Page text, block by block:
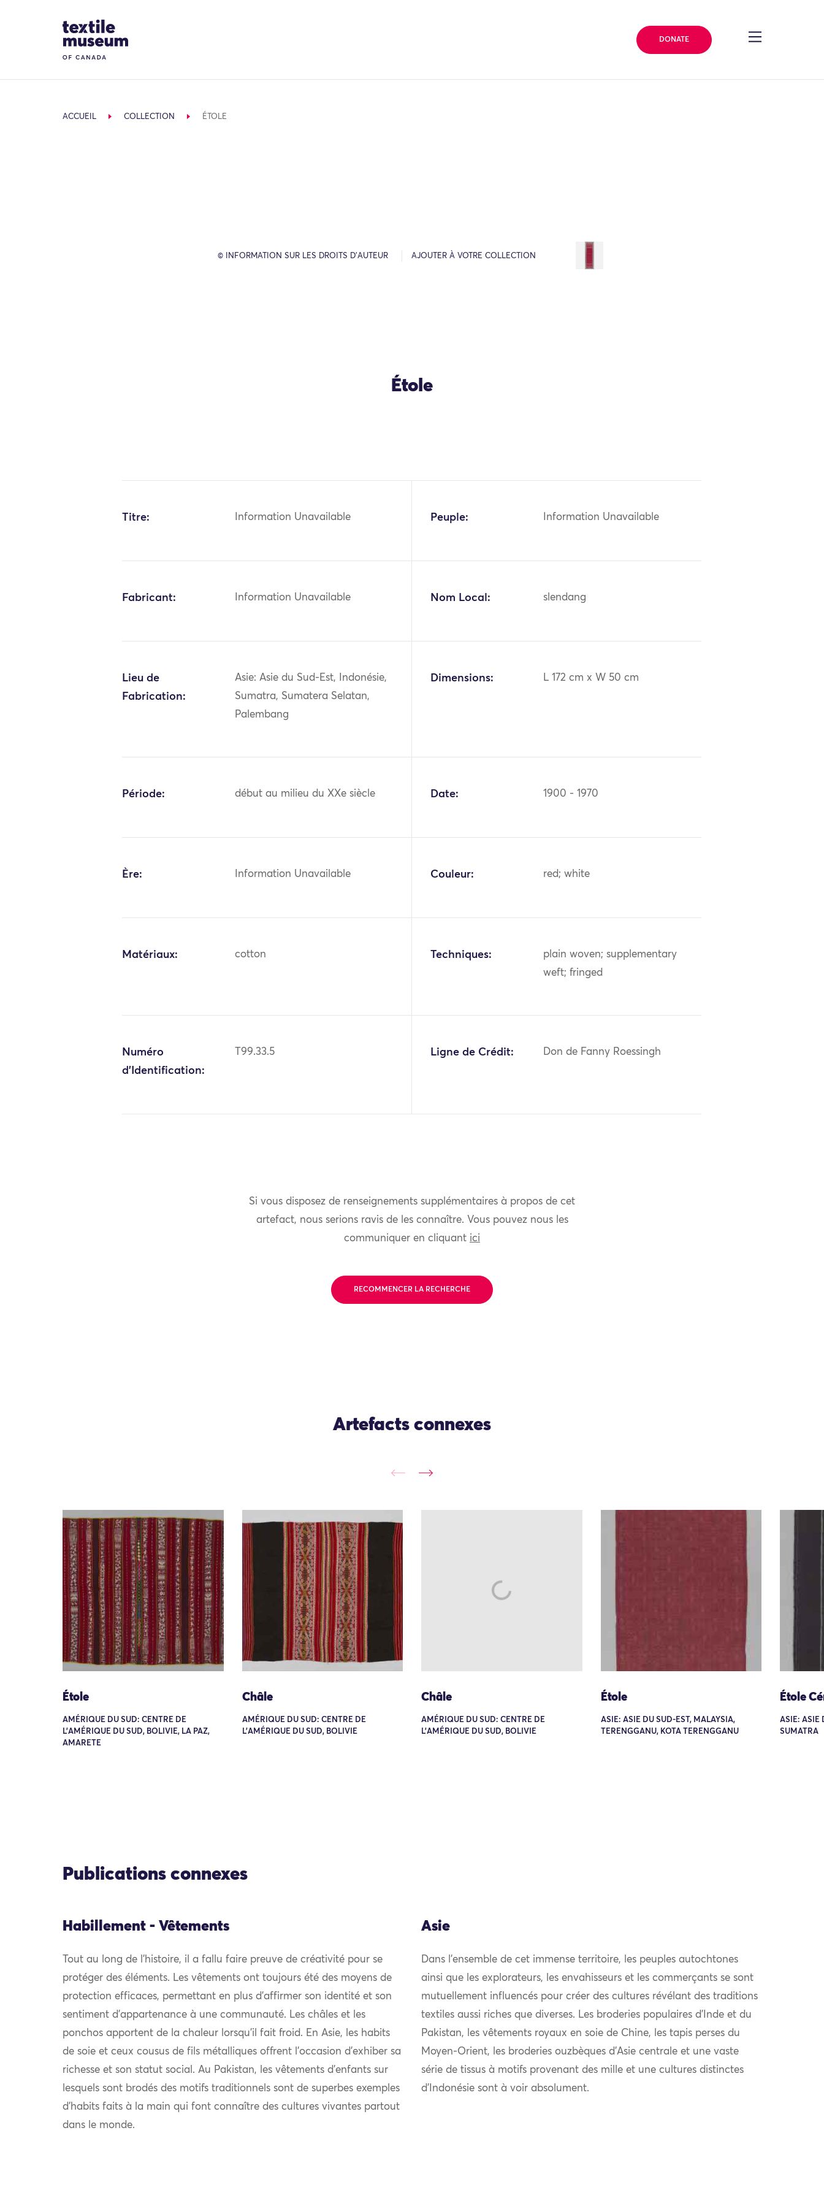
Site Logo
DONATE
ACCUEIL COLLECTION ÉTOLE
© INFORMATION SUR LES DROITS D’AUTEUR AJOUTER À VOTRE COLLECTION
Étole
Titre: Information Unavailable Peuple: Information Unavailable
Fabricant: Information Unavailable Nom Local: slendang
Lieu de
Fabrication:
Asie: Asie du Sud-Est, Indonésie,
Sumatra, Sumatera Selatan,
Palembang
Dimensions: L 172 cm x W 50 cm
Période: début au milieu du XXe siècle Date: 1900 - 1970
Ère: Information Unavailable Couleur: red; white
Matériaux: cotton Techniques:
plain woven; supplementary
weft; fringed
Numéro
d'Identification:
T99.33.5 Ligne de Crédit: Don de Fanny Roessingh
Si vous disposez de renseignements supplémentaires à propos de cet
artefact, nous serions ravis de les connaître. Vous pouvez nous les
communiquer en cliquant ici
RECOMMENCER LA RECHERCHE
Artefacts connexes
Étole
AMÉRIQUE DU SUD: CENTRE DE
L'AMÉRIQUE DU SUD, BOLIVIE, LA PAZ,
AMARETE
Châle
AMÉRIQUE DU SUD: CENTRE DE
L'AMÉRIQUE DU SUD, BOLIVIE
Châle
AMÉRIQUE DU SUD: CENTRE DE
L'AMÉRIQUE DU SUD, BOLIVIE
Étole
ASIE: ASIE DU SUD-EST, MALAYSIA,
TERENGGANU, KOTA TERENGGANU
Étole
ASIE: ASIE
SUMATRA
Publications connexes
Habillement - Vêtements
Tout au long de l’histoire, il a fallu faire preuve de créativité pour se
protéger des éléments. Les vêtements ont toujours été des moyens de
protection efficaces, permettant en plus d’affirmer son identité et son
sentiment d’appartenance à une communauté. Les châles et les
ponchos apportent de la chaleur lorsqu’il fait froid. En Asie, les habits
de soie et ceux cousus de fils métalliques offrent l’occasion d’exhiber sa
richesse et son statut social. Au Pakistan, les vêtements d’enfants sur
lesquels sont brodés des motifs traditionnels sont de superbes exemples
d’habits faits à la main qui font connaître des cultures vivantes partout
dans le monde.
Asie
Dans l’ensemble de cet immense territoire, les peuples autochtones
ainsi que les explorateurs, les envahisseurs et les commerçants se sont
mutuellement influencés pour créer des cultures révélant des traditions
textiles aussi riches que diverses. Les broderies populaires d’Inde et du
Pakistan, les vêtements royaux en soie de Chine, les tapis perses du
Moyen-Orient, les broderies ouzbèques d’Asie centrale et une vaste
série de tissus à motifs provenant des mille et une cultures distinctes
d’Indonésie sont à voir absolument.